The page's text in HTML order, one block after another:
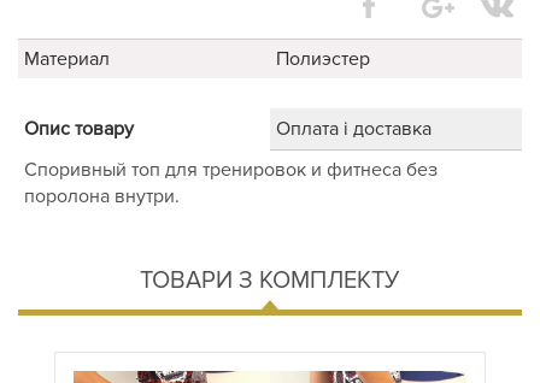
Материал Полиэстер
Опис товару
Оплата і доставка
Споривный топ для тренировок и фитнеса без
поролона внутри.
ТОВАРИ З КОМПЛЕКТУ